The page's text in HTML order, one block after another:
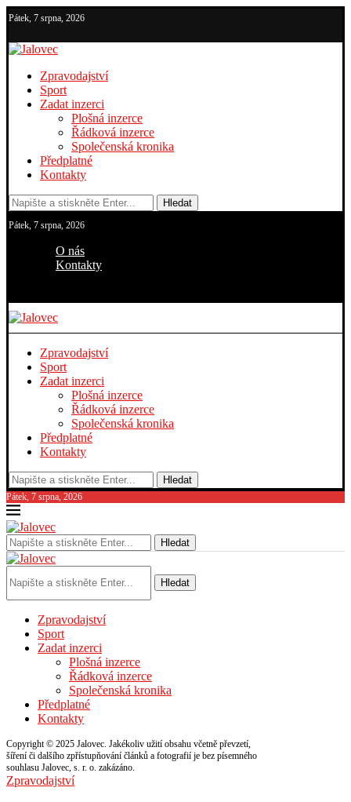
Pátek, 7 srpna, 2026
Zpravodajství
Sport
Zadat inzerci
Plošná inzerce
Řádková inzerce
Společenská kronika
Předplatné
Kontakty
Hledat
Pátek, 7 srpna, 2026
O nás
Kontakty
Zpravodajství
Sport
Zadat inzerci
Plošná inzerce
Řádková inzerce
Společenská kronika
Předplatné
Kontakty
Hledat
Pátek, 7 srpna, 2026
Hledat
Hledat
Zpravodajství
Sport
Zadat inzerci
Plošná inzerce
Řádková inzerce
Společenská kronika
Předplatné
Kontakty
Copyright © 2025 Jalovec. Jakékoliv užití obsahu včetně převzetí,
šíření či dalšího zpřístupňování článků a fotografií je bez písemného
souhlasu Jalovec, s. r. o. zakázáno.
Zpravodajství